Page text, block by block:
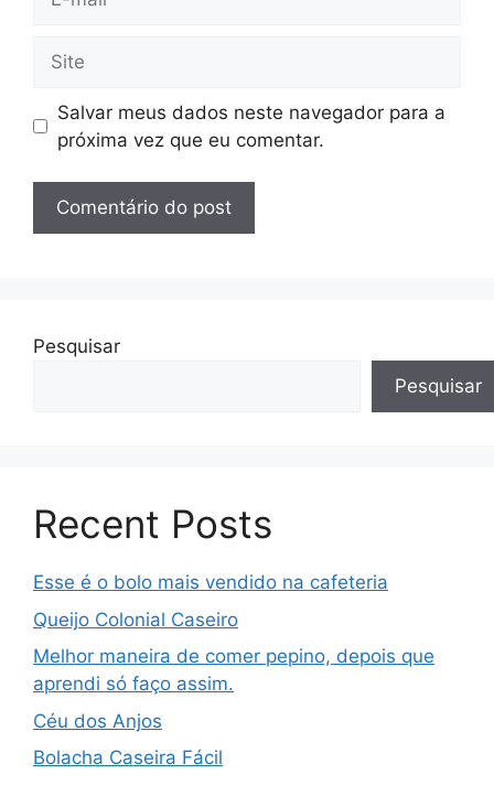
mail
Salvar meus dados neste navegador para a
próxima vez que eu comentar.
Pesquisar
Pesquisar
Recent Posts
Esse é o bolo mais vendido na cafeteria
Queijo Colonial Caseiro
Melhor maneira de comer pepino, depois que
aprendi só faço assim.
Céu dos Anjos
Bolacha Caseira Fácil